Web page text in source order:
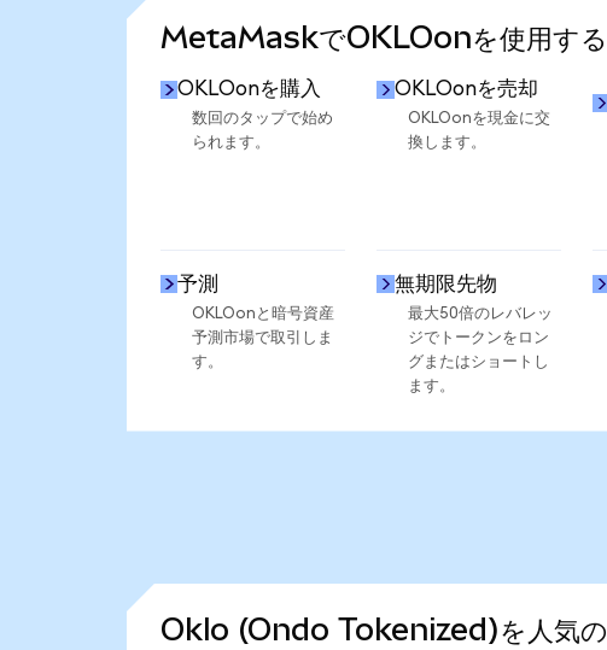
MetaMaskでOKLOonを使用す
OKLOonを購入
数回のタップで始め
られます。
OKLOonを売却
OKLOonを現金に交
換します。
予測
OKLOonと暗号資産
予測市場で取引しま
す。
無期限先物
最大50倍のレバレッ
ジでトークンをロン
グまたはショートし
ます。
Oklo (Ondo Tokenized)を人気の